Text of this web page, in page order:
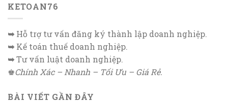
KETOAN76
➥Hỗ trợ tư vấn đăng ký thành lập doanh nghiệp.
➥Kế toán thuế doanh nghiệp.
➥Tư vấn luật doanh nghiệp.
♚Chính Xác – Nhanh – Tối Ưu – Giá Rẻ.
BÀI VIẾT GẦN ĐÂY